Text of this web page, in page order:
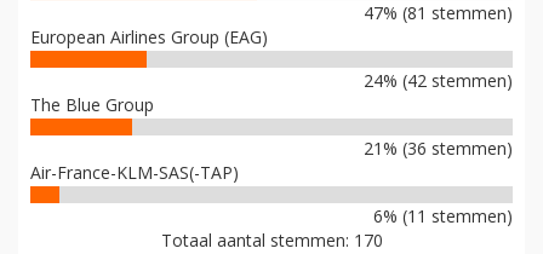
47% (81 stemmen)
European Airlines Group (EAG)
24% (42 stemmen)
The Blue Group
21% (36 stemmen)
Air-France-KLM-SAS(-TAP)
6% (11 stemmen)
Totaal aantal stemmen: 170